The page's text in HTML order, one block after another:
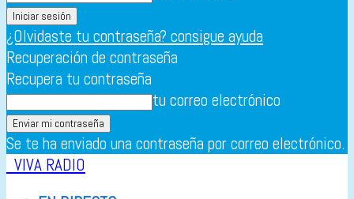
¿Olvidaste tu contraseña? consigue ayuda
Recuperación de contraseña
Recupera tu contraseña
tu correo electrónico
Se te ha enviado una contraseña por correo electrónico.
VIVA RADIO